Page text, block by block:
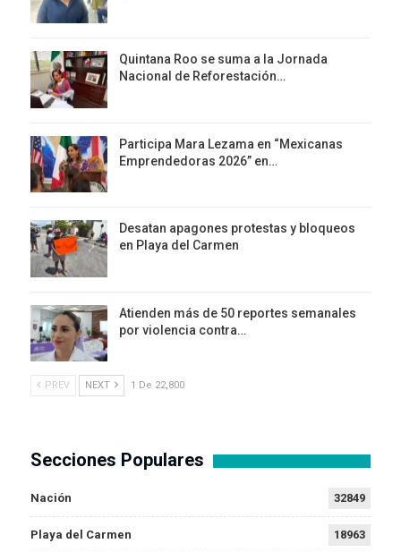
Quintana Roo se suma a la Jornada
Nacional de Reforestación…
Participa Mara Lezama en “Mexicanas
Emprendedoras 2026” en…
Desatan apagones protestas y bloqueos
en Playa del Carmen
Atienden más de 50 reportes semanales
por violencia contra…
PREV NEXT 1 De 22,800
Secciones Populares
Nación 32849
Playa del Carmen 18963